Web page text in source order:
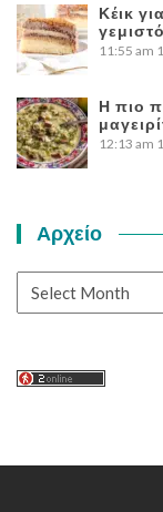
Κέικ
11:55 am
Η πιο
12:13 am
Αρχείο